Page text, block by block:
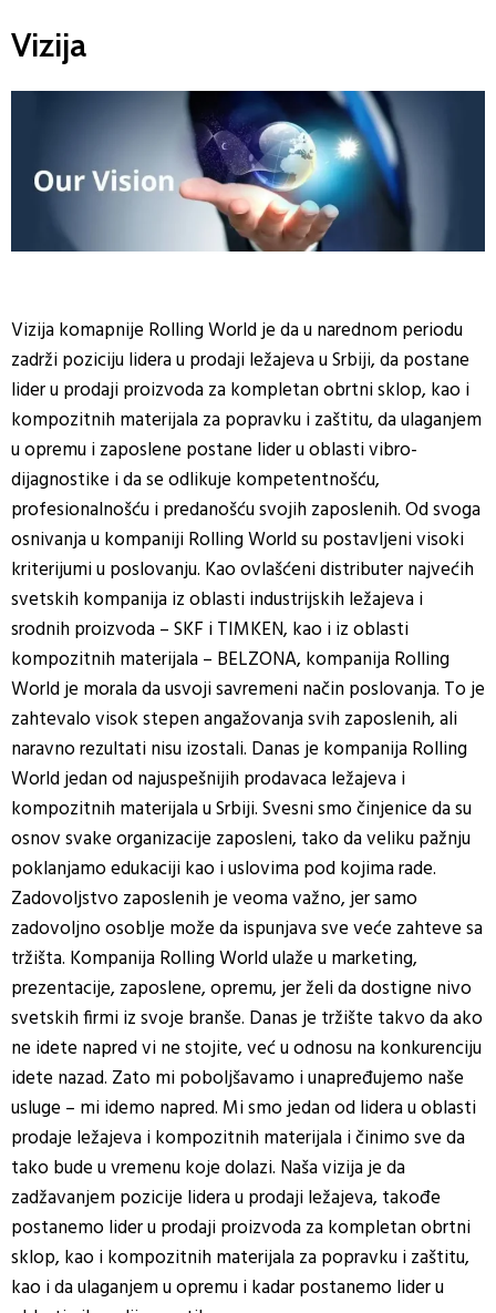
Vizija
Vizija komapnije Rolling World je da u narednom periodu
zadrži poziciju lidera u prodaji ležajeva u Srbiji, da postane
lider u prodaji proizvoda za kompletan obrtni sklop, kao i
kompozitnih materijala za popravku i zaštitu, da ulaganjem
u opremu i zaposlene postane lider u oblasti vibro-
dijagnostike i da se odlikuje kompetentnošću,
profesionalnošću i predanošću svojih zaposlenih. Od svoga
osnivanja u kompaniji Rolling World su postavljeni visoki
kriterijumi u poslovanju. Kao ovlašćeni distributer najvećih
svetskih kompanija iz oblasti industrijskih ležajeva i
srodnih proizvoda – SKF i TIMKEN, kao i iz oblasti
kompozitnih materijala – BELZONA, kompanija Rolling
World je morala da usvoji savremeni način poslovanja. To je
zahtevalo visok stepen angažovanja svih zaposlenih, ali
naravno rezultati nisu izostali. Danas je kompanija Rolling
World jedan od najuspešnijih prodavaca ležajeva i
kompozitnih materijala u Srbiji. Svesni smo činjenice da su
osnov svake organizacije zaposleni, tako da veliku pažnju
poklanjamo edukaciji kao i uslovima pod kojima rade.
Zadovoljstvo zaposlenih je veoma važno, jer samo
zadovoljno osoblje može da ispunjava sve veće zahteve sa
tržišta. Kompanija Rolling World ulaže u marketing,
prezentacije, zaposlene, opremu, jer želi da dostigne nivo
svetskih firmi iz svoje branše. Danas je tržište takvo da ako
ne idete napred vi ne stojite, već u odnosu na konkurenciju
idete nazad. Zato mi poboljšavamo i unapređujemo naše
usluge – mi idemo napred. Mi smo jedan od lidera u oblasti
prodaje ležajeva i kompozitnih materijala i činimo sve da
tako bude u vremenu koje dolazi. Naša vizija je da
zadžavanjem pozicije lidera u prodaji ležajeva, takođe
postanemo lider u prodaji proizvoda za kompletan obrtni
sklop, kao i kompozitnih materijala za popravku i zaštitu,
kao i da ulaganjem u opremu i kadar postanemo lider u